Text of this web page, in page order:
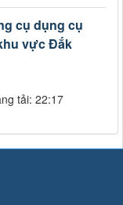
cụ dụng cụ
vực Đắk
tải: 22:17